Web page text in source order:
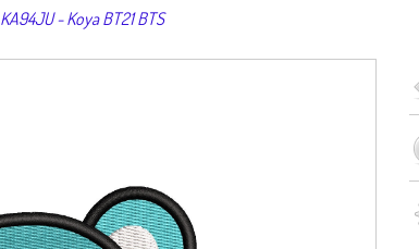
KA94JU - Koya BT21 BTS